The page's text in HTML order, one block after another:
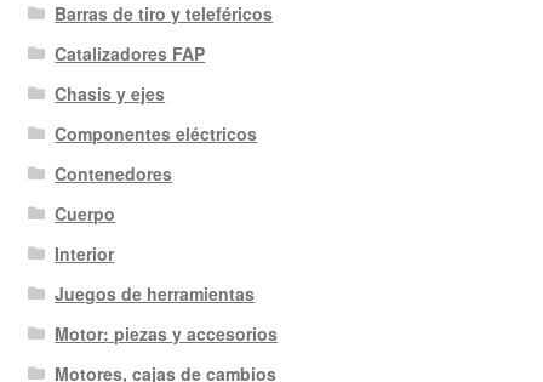
Barras de tiro y teleféricos
Catalizadores FAP
Chasis y ejes
Componentes eléctricos
Contenedores
Cuerpo
Interior
Juegos de herramientas
Motor: piezas y accesorios
Motores, cajas de cambios